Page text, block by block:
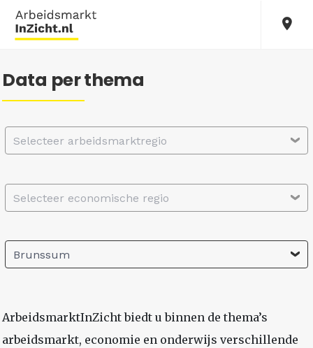
Data per thema
Selecteer arbeidsmarktregio
Selecteer economische regio
Brunssum
ArbeidsmarktInZicht biedt u binnen de thema’s
arbeidsmarkt, economie en onderwijs verschillende